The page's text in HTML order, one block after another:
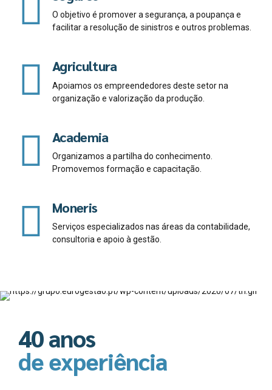
O objetivo é promover a segurança, a poupança e
facilitar a resolução de sinistros e outros problemas.
Agricultura
Apoiamos os empreendedores deste setor na
organização e valorização da produção.
Academia
Organizamos a partilha do conhecimento.
Promovemos formação e capacitação.
Moneris
Serviços especializados nas áreas da contabilidade,
consultoria e apoio à gestão.
40 anos
de experiência